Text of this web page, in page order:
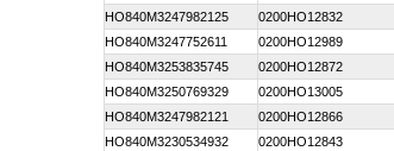
HO840M3247982125
0200HO12832
HO840M3247752611
0200HO12989
HO840M3253835745
0200HO12872
HO840M3250769329
0200HO13005
HO840M3247982121
0200HO12866
HO840M3230534932
0200HO12843